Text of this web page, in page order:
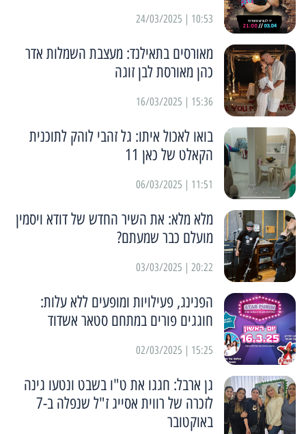
10:53 | 24/03/2025
מאורסים בתאילנד: מעצבת השמלות אדר
כהן מאורסת לבן זוגה
15:36 | 16/03/2025
בואו לאכול איתו: גל זהבי לוהק לתוכנית
הקאלט של כאן 11
11:51 | 06/03/2025
מלא מלא: את השיר החדש של דודא ויסמין
מועלם כבר שמעתם?
20:22 | 03/03/2025
הפנינג, פעילויות ומופעים ללא עלות:
חוגגים פורים במתחם סטאר אשדוד
15:25 | 02/03/2025
גן ארבל: חגגו את ט"ו בשבט ונטעו גינה
לזכרה של רווית אסייג ז"ל שנפלה ב-7
באוקטובר